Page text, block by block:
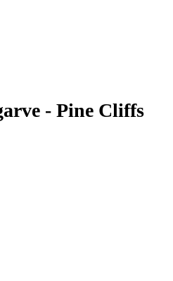
- Pine Cliffs